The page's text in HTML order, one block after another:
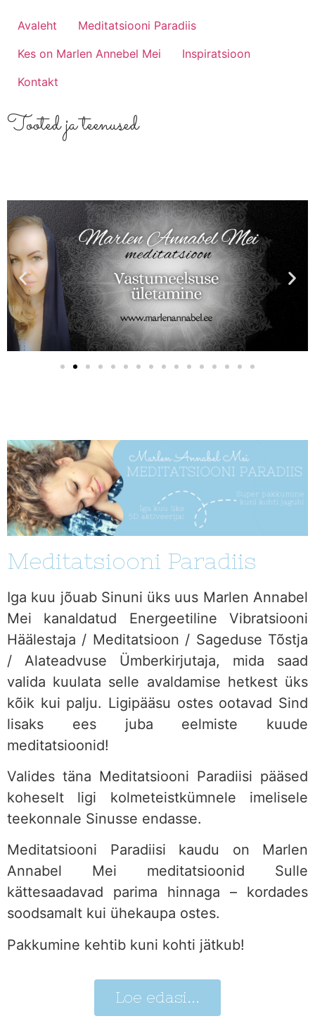
Avaleht
Meditatsiooni Paradiis
Kes on Marlen Annebel Mei
Inspiratsioon
Kontakt
Tooted ja teenused
Meditatsiooni Paradiis
Iga kuu jõuab Sinuni üks uus Marlen Annabel
Mei kanaldatud Energeetiline Vibratsiooni
Häälestaja / Meditatsioon / Sageduse Tõstja
/ Alateadvuse Ümberkirjutaja, mida saad
valida kuulata selle avaldamise hetkest üks
kõik kui palju. Ligipääsu ostes ootavad Sind
lisaks ees juba eelmiste kuude
meditatsioonid!
Valides täna Meditatsiooni Paradiisi pääsed
koheselt ligi kolmeteistkümnele imelisele
teekonnale Sinusse endasse.
Meditatsiooni Paradiisi kaudu on Marlen
Annabel Mei meditatsioonid Sulle
kättesaadavad parima hinnaga – kordades
soodsamalt kui ühekaupa ostes.
Pakkumine kehtib kuni kohti jätkub!
Loe edasi...